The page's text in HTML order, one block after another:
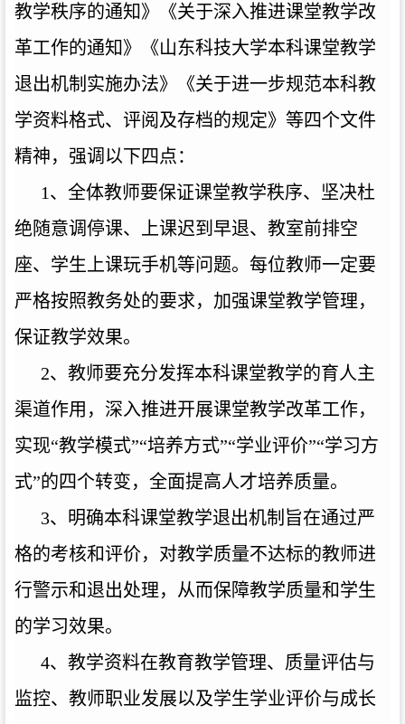
教学秩序的通知》《关于深入推进课堂教学改
革工作的通知》《山东科技大学本科课堂教学
退出机制实施办法》《关于进一步规范本科教
学资料格式、评阅及存档的规定》等四个文件
精神，强调以下四点：
1、 全体教师要保证课堂教学秩序、 坚决杜
绝随意调停课、上课迟到早退、教室前排空
座、学生上课玩手机等问题。每位教师一定要
严格按照教务处的要求，加强课堂教学管理，
保证教学效果。
2、教师要充分发挥本科课堂教学的育人主
渠道作用，深入推进开展课堂教学改革工作，
实现“教学模式”“培养方式”“学业评价”“学习方
式”的四个转变，全面提高人才培养质量。
3、明确本科课堂教学退出机制旨在通过严
格的考核和评价，对教学质量不达标的教师进
行警示和退出处理，从而保障教学质量和学生
的学习效果。
4、教学资料在教育教学管理、质量评估与
监控、教师职业发展以及学生学业评价与成长